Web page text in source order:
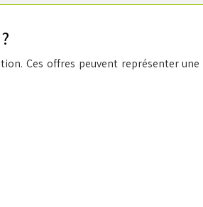
Ces offres peuvent représenter